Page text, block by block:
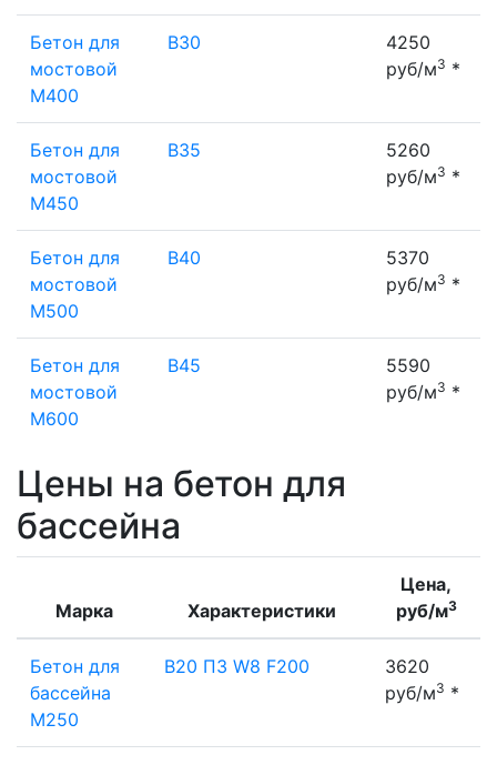
Бетон для
мостовой
М400
В30
4250
руб/м3 *
Бетон для
мостовой
М450
В35
5260
руб/м3 *
Бетон для
мостовой
М500
В40
5370
руб/м3 *
Бетон для
мостовой
М600
В45
5590
руб/м3 *
Цены на бетон для
бассейна
Марка Характеристики
Цена,
руб/м3
Бетон для
бассейна
М250
B20 П3 W8 F200
3620
руб/м3 *